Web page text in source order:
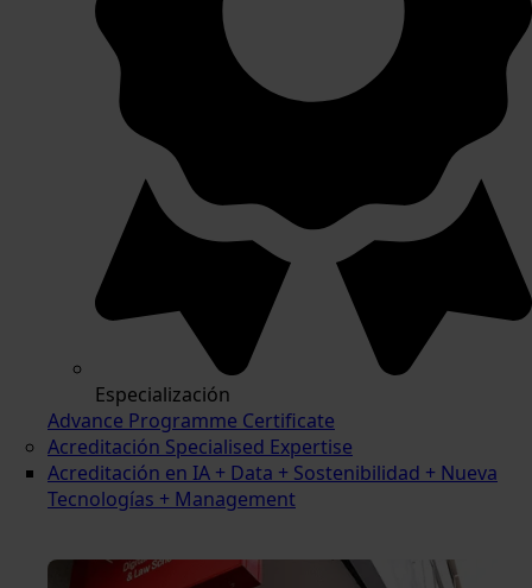
Especialización
Advance Programme Certificate
Acreditación Specialised Expertise
Acreditación en IA + Data + Sostenibilidad + Nueva
Tecnologías + Management